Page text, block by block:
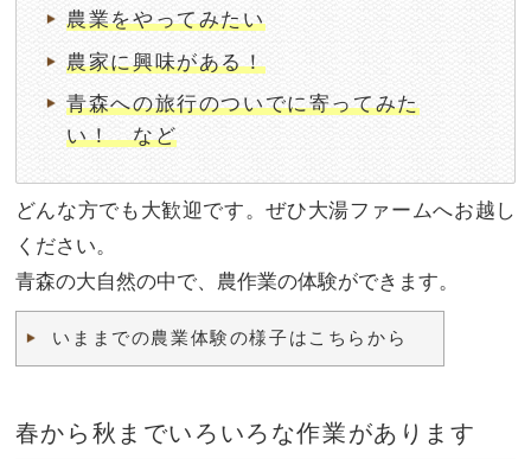
農業をやってみたい
農家に興味がある！
青森への旅行のついでに寄ってみた
い！ など
どんな方でも大歓迎です。ぜひ大湯ファームへお越し
ください。
青森の大自然の中で、農作業の体験ができます。
いままでの農業体験の様子はこちらから
春から秋までいろいろな作業があります